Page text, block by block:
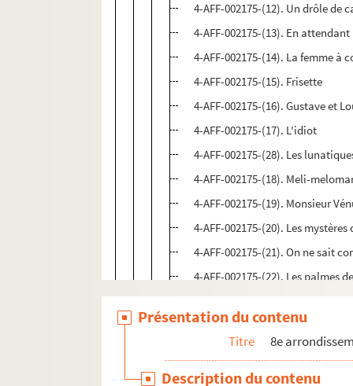
4-AFF-002175-(12). Un drôle de
4-AFF-002175-(13). En
4-AFF-002175-(14). La femme à
4-AFF-002175-(15). Frisette
4-AFF-002175-(16). Gustave et
4-AFF-002175-(17). L'idiot
4-AFF-002175-(28). Les
4-AFF-002175-(18). Meli-
4-AFF-002175-(19). Monsieur
4-AFF-002175-(20). Les
4-AFF-002175-(21). On ne sait
4-AFF-002175-(22). Les palmes
4-AFF-002175-(24). Les petits
4-AFF-002175-(25). Le résident
4-AFF-002175-(26). Rififoin dans
Présentation du contenu
Titre 8e
Description du contenu